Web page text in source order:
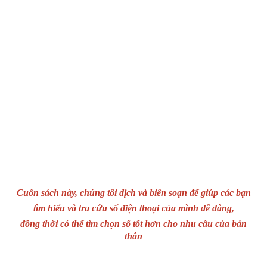
Cuốn sách này, chúng tôi dịch và biên soạn để giúp các bạn
tìm hiểu và tra cứu số điện thoại của mình dễ dàng,
đồng thời có thể tìm chọn số tốt hơn cho nhu cầu của bản
thân